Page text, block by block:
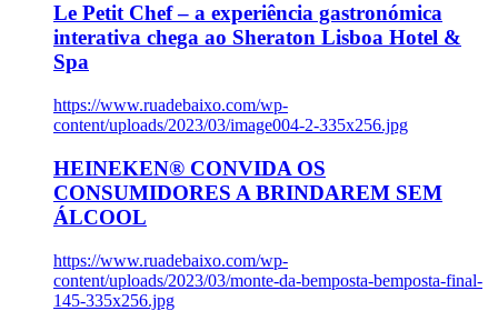
Le Petit Chef – a experiência gastronómica
interativa chega ao Sheraton Lisboa Hotel &
Spa
https://www.ruadebaixo.com/wp-
content/uploads/2023/03/image004-2-335x256.jpg
HEINEKEN® CONVIDA OS
CONSUMIDORES A BRINDAREM SEM
ÁLCOOL
https://www.ruadebaixo.com/wp-
content/uploads/2023/03/monte-da-bemposta-bemposta-final-
145-335x256.jpg